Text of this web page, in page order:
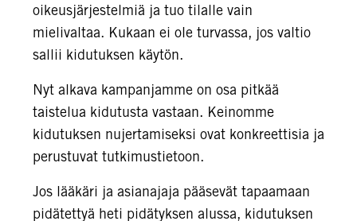
oikeusjärjestelmiä ja tuo tilalle vain
mielivaltaa. Kukaan ei ole turvassa, jos valtio
sallii kidutuksen käytön.
Nyt alkava kampanjamme on osa pitkää
taistelua kidutusta vastaan. Keinomme
kidutuksen nujertamiseksi ovat konkreettisia ja
perustuvat tutkimustietoon.
Jos lääkäri ja asianajaja pääsevät tapaamaan
pidätettyä heti pidätyksen alussa, kidutuksen